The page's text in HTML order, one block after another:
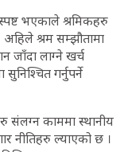
भएकाले श्रमिकहरु
श्रम सम्झौतामा
जाँदा लाग्ने खर्च
सुनिश्चित गर्नुपर्ने
संलग्न काममा स्थानीय
नीतिहरु ल्याएको छ ।